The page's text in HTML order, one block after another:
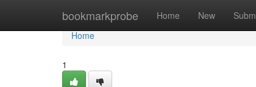
bookmarkprobe Home New
Home
Home
1